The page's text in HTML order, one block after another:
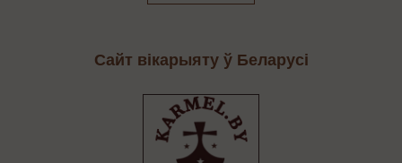
Сайт вікарыяту ў Беларусі